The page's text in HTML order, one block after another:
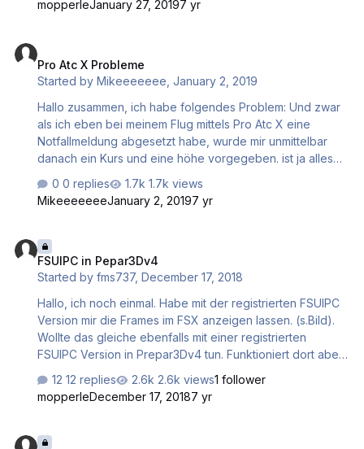
vereinbaren lässt. Ich habe den Key aus mehreren
Rechtschreibfehler ausschließe, frage ich mich, ob ich
vieleicht irgenetwas falsch verstanden habe o. ä. Ich
freuen! Danke i…
mopperleJanuary 27, 20197 yr
Pro Atc X Probleme
Started byMikeeeeeee ,January 2, 2019
Hallo zusammen, ich habe folgendes Problem: Und zwar
als ich eben bei meinem Flug mittels Pro Atc X eine
Notfallmeldung abgesetzt habe, wurde mir unmittelbar
danach ein Kurs und eine höhe vorgegeben. ist ja alles
habe, dass ich Landeerlaubnis habe und bereits im final
Anflug bin hat es mich sehr gewundert. Ich war mitten auf
auch gestern Abend als ich im Landeanflug auf Mallorca
war. Habe schön die Kurse eingehalten, welche mir pro
atc x ansagte, kam aber nicht wirklich auf Landebahnkurs.
0 replies
1.7k views
MikeeeeeeeJanuary 2, 20197 yr
FSUIPC in Pepar3Dv4
Started byfms737,December 17, 2018
Hallo, ich noch einmal. Habe mit der registrierten FSUIPC
Version mir die Frames im FSX anzeigen lassen. (s.Bild).
Wollte das gleiche ebenfalls mit einer registrierten
FSUIPC Version in Prepar3Dv4 tun. Funktioniert dort aber
Woran kann das liegem ? LG Claus
12 replies 2.6k views1 follower
mopperleDecember 17, 20187 yr